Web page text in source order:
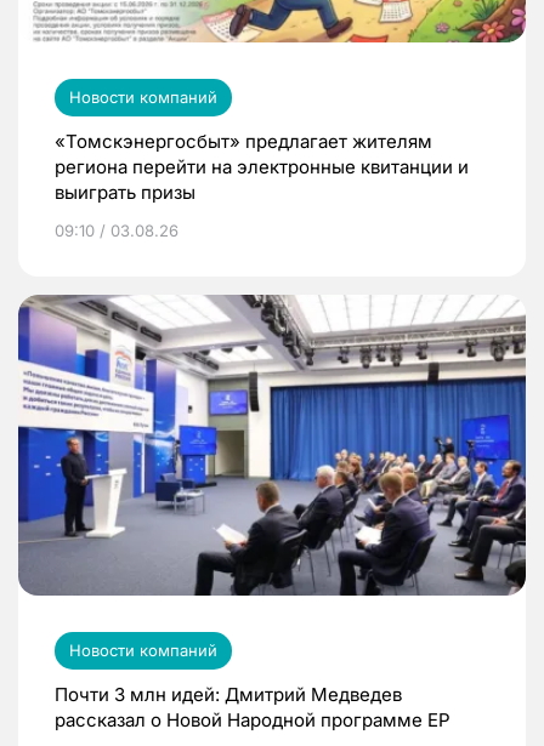
Новости компаний
«Томскэнергосбыт» предлагает жителям
региона перейти на электронные квитанции и
выиграть призы
09:10 / 03.08.26
Новости компаний
Почти 3 млн идей: Дмитрий Медведев
рассказал о Новой Народной программе ЕР